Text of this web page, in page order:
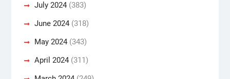
July 2024(383)
June 2024(318)
May 2024(343)
April 2024(311)